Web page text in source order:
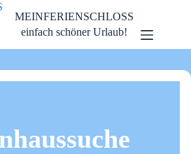
MEINFERIENSCHLOSS
einfach schöner Urlaub!